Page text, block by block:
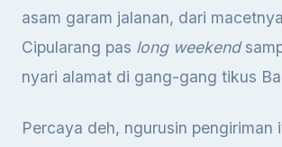
asam garam jalanan, dari
Cipularang pas long weekend
nyari alamat di gang-gang tikus
Percaya deh, ngurusin pengiriman